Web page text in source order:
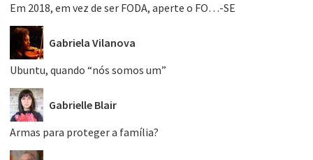
Em 2018, em vez de ser FODA, aperte o FO…-SE
Gabriela Vilanova
Ubuntu, quando “nós somos um”
Gabrielle Blair
Armas para proteger a família?